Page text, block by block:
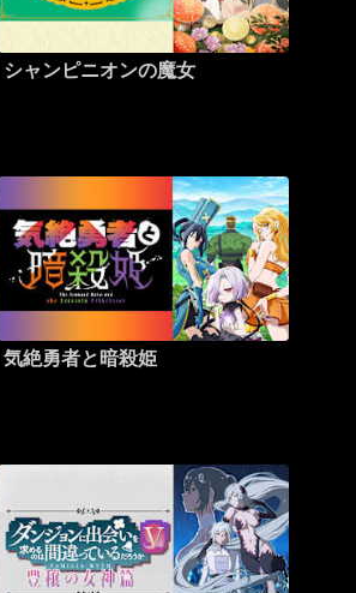
シャンピニオンの魔女
気絶勇者と暗殺姫